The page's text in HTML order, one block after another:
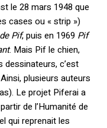
le 28 mars 1948 que
cases ou « strip »)
Pif, puis en 1969 Pif
. Mais Pif le chien,
dessinateurs, c’est
plusieurs auteurs
Le projet Piferai a
de l’Humanité de
qui reprenait les